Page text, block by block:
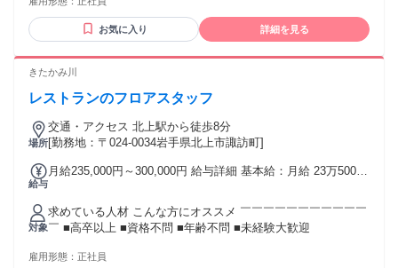
…………………………………… ◎調理師免許をお持ちの方優
遇 ◎調理経験（ジャンル不問）を お持ちの方は当ホテルで大
界での実務経験 ◎営業、接客、販売など、 人と接する仕事の
た実務経験 【こんな方にピッタリ！】
携わりたい方 ★一流のホスピタリティを追求し、 自分自身を
磨き上げたい方 ★壮大なプロジェクトの一員になりたい方 ★
東北の魅力を発信したい方 …………………………………… ✨
未経験OK！ ✨第二新卒歓迎 ✨ブランクOK 英語スキルを活か
ート させたい方にもぴったり◎ ＼積極的に意見を発信できる
方歓迎／ ……………………………………………… オープニン
アが、ホテルの文化を創る 大きな一歩になるチャンスです◎
お気に入り 詳細を見る
きたかみ川
レストランのフロアスタッフ
場所
交通・アクセス 北上駅から徒歩8分
[勤務地：〒024-0034岩手県北上市諏訪町]
給与
月給235,000円～300,000円 給与詳細 基本給：月給 23万5000
払われる通勤・皆勤・家族手当金額：なし 全員に一律で支払
われるその他手当金額：なし
対象
求めている人材 こんな方にオススメ ￣￣￣￣￣￣￣￣￣￣￣
￣ ■高卒以上 ■資格不問 ■年齢不問 ■未経験大歓迎
雇用形態： 正社員